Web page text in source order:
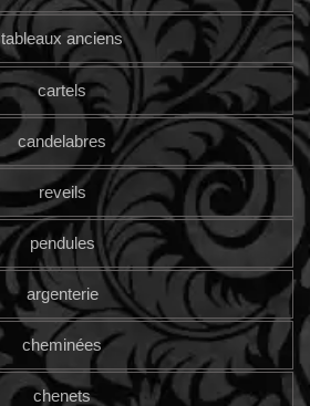
tableaux anciens
cartels
candelabres
reveils
pendules
argenterie
cheminées
chenets